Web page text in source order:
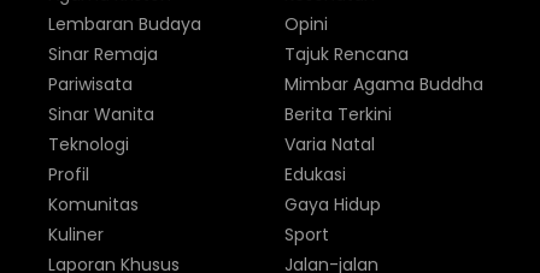
Lembaran Budaya
Sinar Remaja
Pariwisata
Sinar Wanita
Opini
Tajuk Rencana
Mimbar Agama Buddha
Berita Terkini
Teknologi
Profil
Komunitas
Kuliner
Laporan Khusus
Varia Natal
Edukasi
Gaya Hidup
Sport
Jalan-jalan